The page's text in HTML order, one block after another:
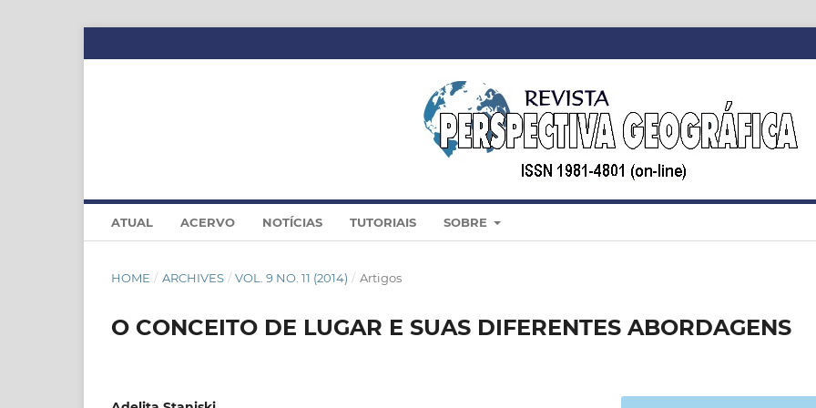
ATUAL ACERVO NOTÍCIAS TUTORIAIS SOBRE
HOME / ARCHIVES / VOL. 9 NO. 11 (2014) / Artigos
O CONCEITO DE LUGAR E SUAS DIFERENTES ABORDAGENS